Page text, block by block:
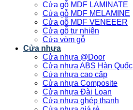
Cửa gỗ MDF LAMINATE
Cửa gỗ MDF MELAMINE
Cửa gỗ MDF VENEEER
Cửa gỗ tự nhiên
Cửa vòm gỗ
Cửa nhựa
Cửa nhựa @Door
Cửa nhựa ABS Hàn Quốc
Cửa nhựa cao cấp
Cửa nhựa Composite
Cửa nhựa Đài Loan
Cửa nhựa ghép thanh